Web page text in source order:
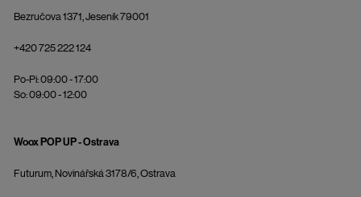
Bezručova 1371, Jeseník 79001
+420 725 222 124
Po-Pi: 09:00 - 17:00
So: 09:00 - 12:00
Woox POP UP - Ostrava
Futurum, Novinářská 3178/6, Ostrava